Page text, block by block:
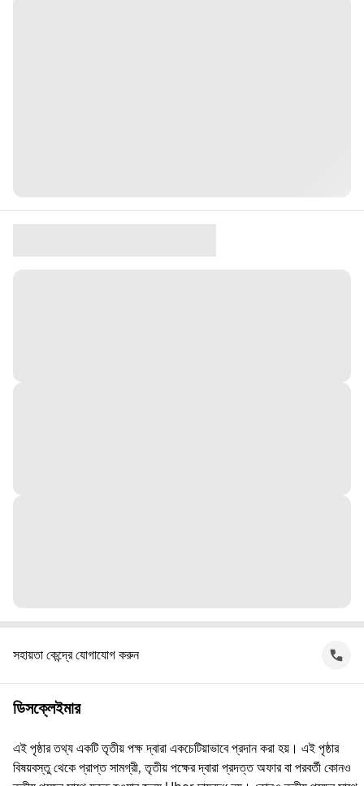
সহায়তা কেন্দ্রে যোগাযোগ করুন
ডিসক্লেইমার
এই পৃষ্ঠার তথ্য একটি তৃতীয় পক্ষ দ্বারা একচেটিয়াভাবে প্রদান করা হয়। এই পৃষ্ঠার
বিষয়বস্তু থেকে প্রাপ্ত সামগ্রী, তৃতীয় পক্ষের দ্বারা প্রদত্ত অফার বা পরবর্তী কোনও